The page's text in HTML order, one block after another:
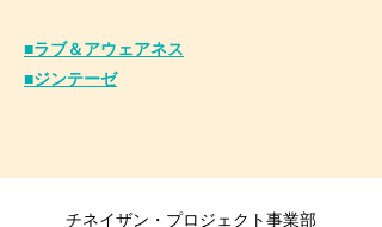
■ラブ＆アウェアネス
■ジンテーゼ
チネイザン・プロジェクト事業部